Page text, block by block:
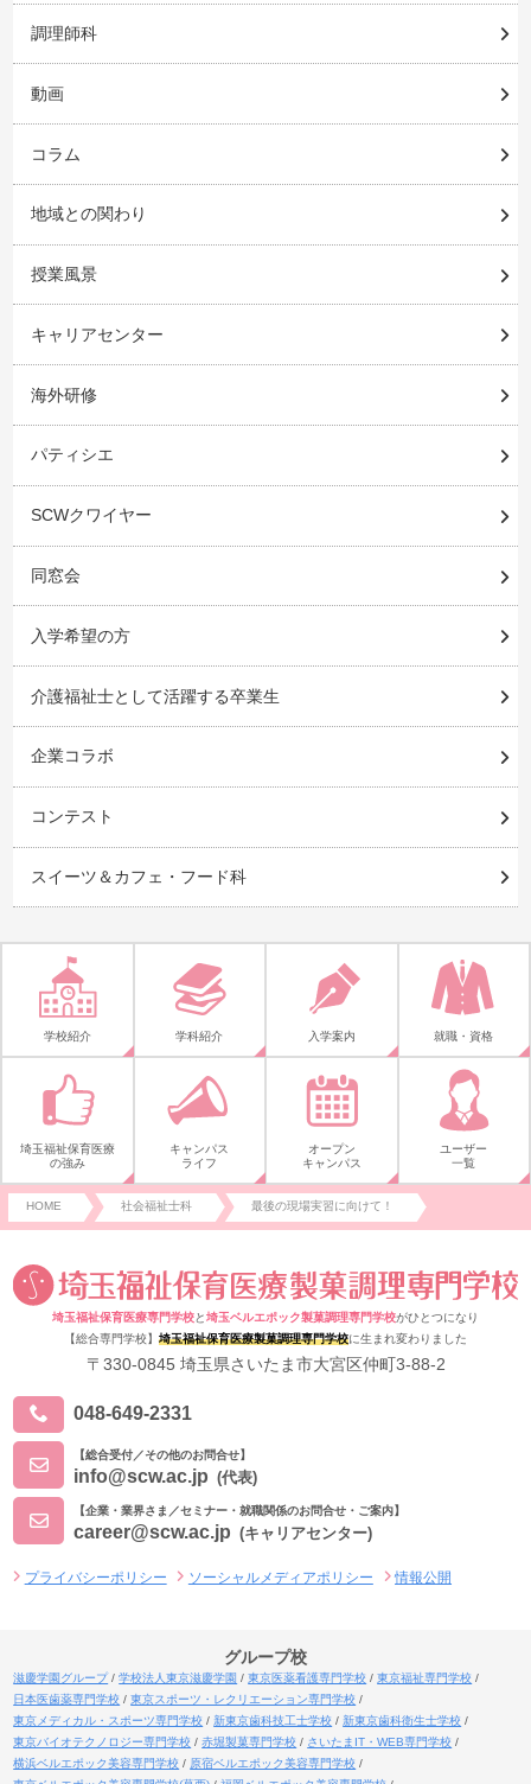
調理師科
動画
コラム
地域との関わり
授業風景
キャリアセンター
海外研修
パティシエ
SCWクワイヤー
同窓会
入学希望の方
介護福祉士として活躍する卒業生
企業コラボ
コンテスト
スイーツ＆カフェ・フード科
学校紹介 学科紹介 入学案内 就職・資格
埼玉福祉保育医療
の強み
キャンパス
ライフ
オープン
キャンパス
ユーザー
一覧
HOME 社会福祉士科 最後の現場実習に向けて！
埼玉福祉保育医療専門学校と埼玉ベルエポック製菓調理専門学校がひとつになり
【総合専門学校】 埼玉福祉保育医療製菓調理専門学校に生まれ変わりました
〒330-0845 埼玉県さいたま市大宮区仲町3-88-2
048-649-2331
【総合受付／その他のお問合せ】
info@scw.ac.jp (代表)
【企業・業界さま／セミナー・就職関係のお問合せ・ご案内】
career@scw.ac.jp (キャリアセンター)
プライバシーポリシー ソーシャルメディアポリシー 情報公開
グループ校
滋慶学園グループ 学校法人東京滋慶学園 東京医薬看護専門学校
東京福祉専門学校
日本医歯薬専門学校
東京スポーツ・レクリエーション専門学校
東京メディカル・スポーツ専門学校
新東京歯科技工士学校
新東京歯科衛生士学校
東京バイオテクノロジー専門学校
赤堀製菓専門学校
さいたまIT・WEB専門学校
横浜ベルエポック美容専門学校
原宿ベルエポック美容専門学校